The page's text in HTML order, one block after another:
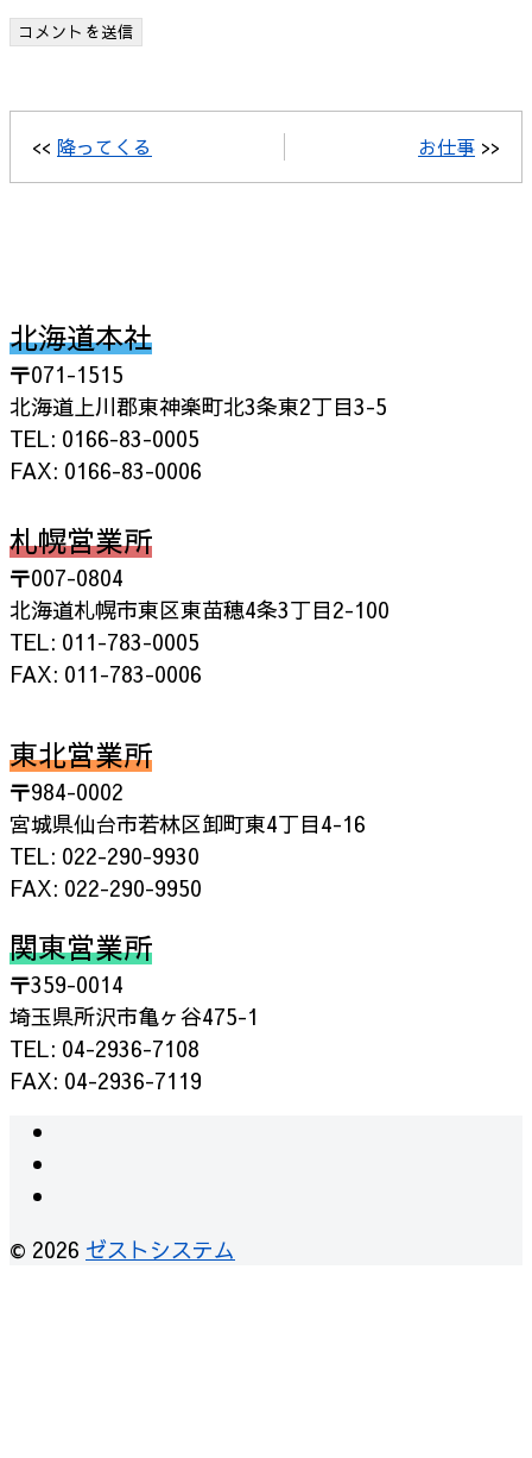
<< 降ってくる お仕事 >>
北海道本社
〒071-1515
北海道上川郡東神楽町北3条東2丁目3-5
TEL: 0166-83-0005
FAX: 0166-83-0006
札幌営業所
〒007-0804
北海道札幌市東区東苗穂4条3丁目2-100
TEL: 011-783-0005
FAX: 011-783-0006
東北営業所
〒984-0002
宮城県仙台市若林区卸町東4丁目4-16
TEL: 022-290-9930
FAX: 022-290-9950
関東営業所
〒359-0014
埼玉県所沢市亀ヶ谷475-1
TEL: 04-2936-7108
FAX: 04-2936-7119
© 2026 ゼストシステム